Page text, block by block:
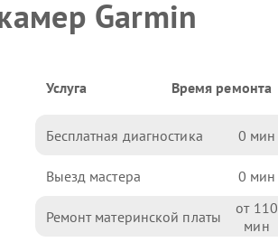
Garmin
Услуга Время ремонта
Бесплатная диагностика 0
Выезд мастера 0
Ремонт материнской платы 110